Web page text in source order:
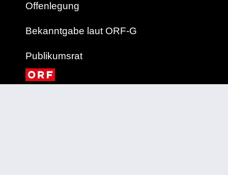
Offenlegung
Bekanntgabe laut ORF-G
Publikumsrat